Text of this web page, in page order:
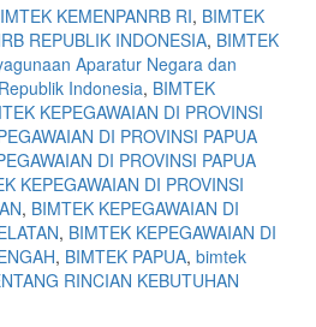
KEMENPANRB RI, BIMTEK
REPUBLIK INDONESIA, BIMTEK
Aparatur Negara dan
Indonesia, BIMTEK
KEPEGAWAIAN DI PROVINSI
DI PROVINSI PAPUA
DI PROVINSI PAPUA
KEPEGAWAIAN DI PROVINSI
, BIMTEK KEPEGAWAIAN DI
, BIMTEK KEPEGAWAIAN DI
, BIMTEK PAPUA, bimtek
RINCIAN KEBUTUHAN